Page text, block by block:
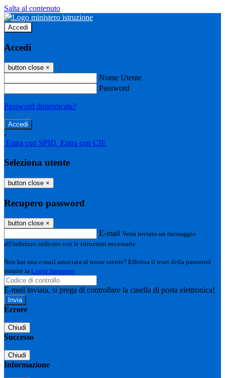
Salta al contenuto
Accedi
Accedi
button close ×
Nome Utente
Password
Password dimenticata?
-
Entra con SPID Entra con CIE
Seleziona utente
button close ×
Recupero password
button close ×
E-mail Verrà inviato un messaggio
all'indirizzo indicato con le istruzioni necessarie.
Non hai una e-mail associata al nome utente? Effettua il reset della password
tramite la Login Spaggiari
E-mail inviata, si prega di controllare la casella di posta elettronica!
Errore
Chiudi
Successo
Chiudi
Informazione